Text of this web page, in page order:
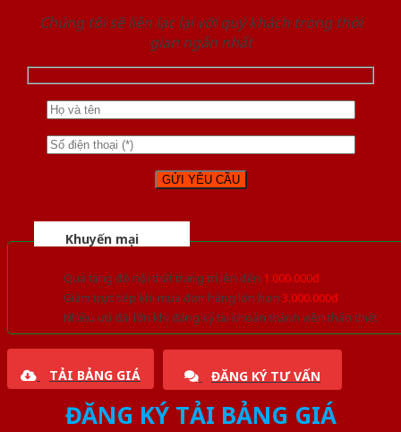
Chúng tôi sẽ liên lạc lại với quý khách trong thời
gian ngắn nhất
Khuyến mại
Quà tặng đồ nội thất trang trí lên đến 1.000.000đ
Giảm trực tiếp khi mua đơn hàng lớn hơn 3.000.000đ
Nhiều ưu đãi lớn khi đăng ký tài khoản thành viên thân thiết
TẢI BẢNG GIÁ ĐĂNG KÝ TƯ VẤN
ĐĂNG KÝ TẢI BẢNG GIÁ